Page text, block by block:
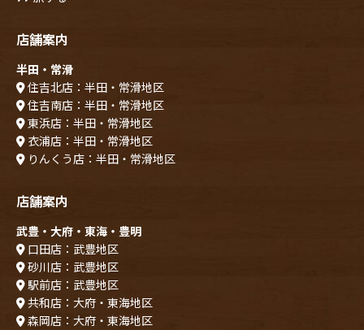
店舗案内
半田・常滑
住吉北店：半田・常滑地区
住吉南店：半田・常滑地区
東浜店：半田・常滑地区
衣浦店：半田・常滑地区
りんくう店：半田・常滑地区
店舗案内
武豊・大府・東海・豊明
口田店：武豊地区
砂川店：武豊地区
駅前店：武豊地区
共和店：大府・東海地区
森岡店：大府・東海地区